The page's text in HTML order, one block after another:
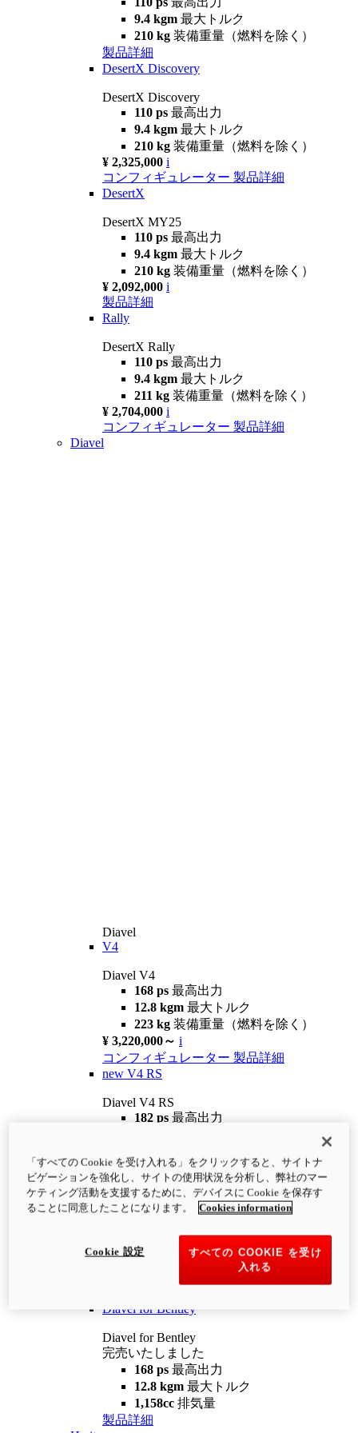
9.4 kgm 最大トルク
210 kg 装備重量（燃料を除く）
製品詳細
DesertX Discovery
DesertX Discovery
110 ps 最高出力
9.4 kgm 最大トルク
210 kg 装備重量（燃料を除く）
¥ 2,325,000 i
コンフィギュレーター 製品詳細
DesertX
DesertX MY25
110 ps 最高出力
9.4 kgm 最大トルク
210 kg 装備重量（燃料を除く）
¥ 2,092,000 i
製品詳細
Rally
DesertX Rally
110 ps 最高出力
9.4 kgm 最大トルク
211 kg 装備重量（燃料を除く）
¥ 2,704,000 i
コンフィギュレーター 製品詳細
Diavel
Diavel
V4
Diavel V4
168 ps 最高出力
12.8 kgm 最大トルク
223 kg 装備重量（燃料を除く）
¥ 3,220,000～ i
コンフィギュレーター 製品詳細
new V4 RS
Diavel V4 RS
182 ps 最高出力
¥4,400,000 i
コンフィギュレーター 製品詳細
newV4 RS 100
12.2 kgm
最大トルク
装備重量（燃料を除く）
Diavel for Bentley
Diavel for Bentley
完売いたしました
168 ps 最高出力
12.8 kgm 最大トルク
1,158cc 排気量
製品詳細
「すべての Cookie を受け入れる」をクリックすると、サイトナ
ビゲーションを強化し、サイトの使用状況を分析し、弊社のマー
ケティング活動を支援するために、デバイスに Cookie を保存す
ることに同意したことになります。
Cookies information
すべての COOKIE を受け
入れる
Cookie 設定